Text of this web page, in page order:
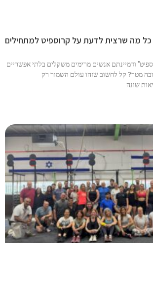
מה שרצית לדעת על קרוספיט למתחילים
ודמיינתם אנשים מרימים משקלים בלתי אפשריים
מטר? קל לחשוב שזהו עולם השמור רק
שונה